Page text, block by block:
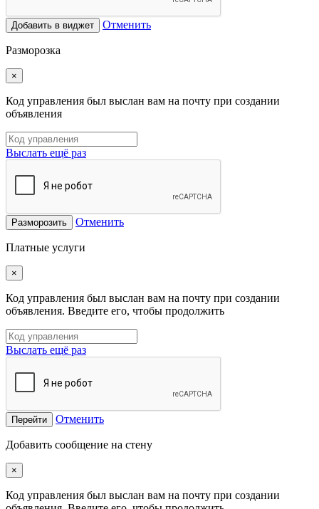
Добавить в виджет Отменить
Разморозка
×
Код управления был выслан вам на почту при создании
объявления
Выслать ещё раз
Разморозить Отменить
Платные услуги
×
Код управления был выслан вам на почту при создании
объявления. Введите его, чтобы продолжить
Выслать ещё раз
Перейти Отменить
Добавить сообщение на стену
×
Код управления был выслан вам на почту при создании